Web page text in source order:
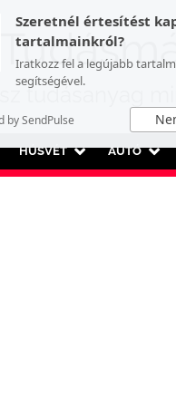
Szeretnél értesítést
tartalmainkról?
Iratkozz fel a legújabb
segítségével.
by SendPulse
tudásanyag
HÚSVÉT AUTÓ